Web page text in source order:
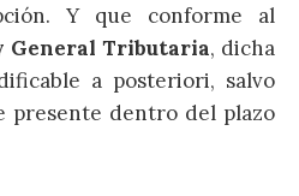
Y que conforme al
General Tributaria, dicha
a posteriori, salvo
presente dentro del plazo